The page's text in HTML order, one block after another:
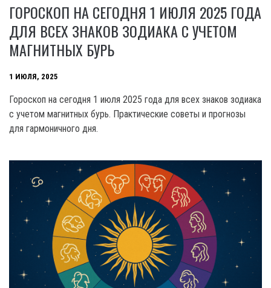
ГОРОСКОП НА СЕГОДНЯ 1 ИЮЛЯ 2025 ГОДА
ДЛЯ ВСЕХ ЗНАКОВ ЗОДИАКА С УЧЕТОМ
МАГНИТНЫХ БУРЬ
1 ИЮЛЯ, 2025
Гороскоп на сегодня 1 июля 2025 года для всех знаков зодиака
с учетом магнитных бурь. Практические советы и прогнозы
для гармоничного дня.